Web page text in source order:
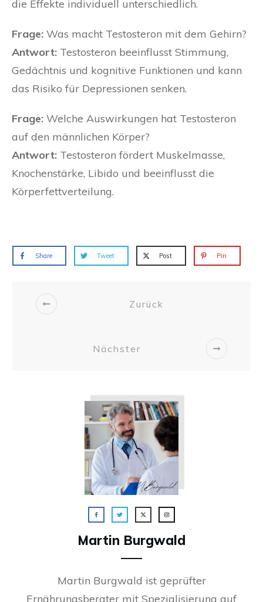
die Effekte individuell unterschiedlich.
Frage: Was macht Testosteron mit dem Gehirn?
Antwort: Testosteron beeinflusst Stimmung,
Gedächtnis und kognitive Funktionen und kann
das Risiko für Depressionen senken.
Frage: Welche Auswirkungen hat Testosteron
auf den männlichen Körper?
Antwort: Testosteron fördert Muskelmasse,
Knochenstärke, Libido und beeinflusst die
Körperfettverteilung.
Share Tweet Post Pin
Zurück
Nächster
Martin Burgwald
Martin Burgwald ist geprüfter
Ernährungsberater mit Spezialisierung auf